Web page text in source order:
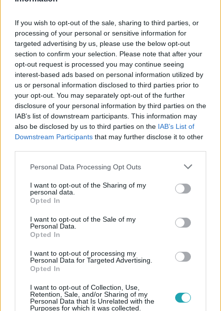
If you wish to opt-out of the sale, sharing to third parties, or
processing of your personal or sensitive information for
targeted advertising by us, please use the below opt-out
section to confirm your selection. Please note that after your
opt-out request is processed you may continue seeing
interest-based ads based on personal information utilized by
us or personal information disclosed to third parties prior to
your opt-out. You may separately opt-out of the further
disclosure of your personal information by third parties on the
IAB’s list of downstream participants. This information may
also be disclosed by us to third parties on the IAB’s List of
Downstream Participants that may further disclose it to other
Please note that this website/app uses one or more Google
not limited to your visit or usage behaviour. You may click to
grant or deny consent to Google and its third-party tags to
use your data for below specified purposes in below Google
consent section.
Personal Data Processing Opt Outs
I want to opt-out of the Sharing of my
personal data.
Opted In
I want to opt-out of the Sale of my
Personal Data.
Opted In
I want to opt-out of processing my
Personal Data for Targeted Advertising.
Opted In
I want to opt-out of Collection, Use,
Retention, Sale, and/or Sharing of my
Personal Data that Is Unrelated with the
Purposes for which it was collected.
Követem
BELFÖLD STERCZER HILDA ERŐSS ZSOLT
#SUHAJDA SZILÁRD # HEGYMÁSZÁS
#MOUNT EVEREST
Népszerű